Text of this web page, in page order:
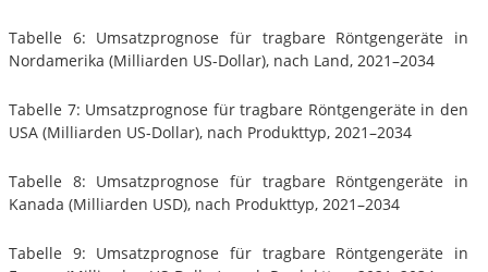
Tabelle 6: Umsatzprognose für tragbare Röntgengeräte in
Nordamerika (Milliarden US-Dollar), nach Land, 2021–2034
Tabelle 7: Umsatzprognose für tragbare Röntgengeräte in den
USA (Milliarden US-Dollar), nach Produkttyp, 2021–2034
Tabelle 8: Umsatzprognose für tragbare Röntgengeräte in
Kanada (Milliarden USD), nach Produkttyp, 2021–2034
Tabelle 9: Umsatzprognose für tragbare Röntgengeräte in